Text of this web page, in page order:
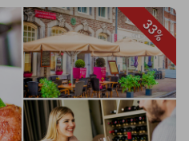
33%